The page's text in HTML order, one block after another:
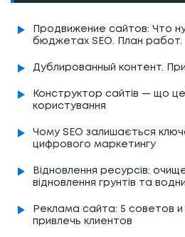
Продвижение сайтов: Что
бюджетах SEO. План работ.
Дублированный контент.
Конструктор сайтів — що
користування
Чому SEO залишається
цифрового маркетингу
Відновлення ресурсів:
відновлення грунтів та
Реклама сайта: 5 советов
привлечь клиентов